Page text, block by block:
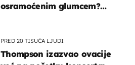
osramoćenim glumcem?
PRED 20 TISUĆA LJUDI
Thompson izazvao ovacije